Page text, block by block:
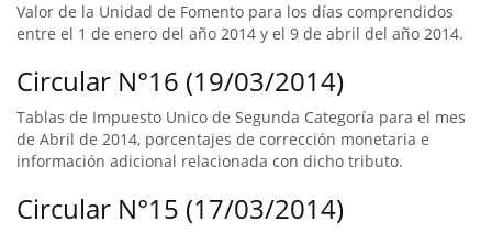
Valor de la Unidad de Fomento para los días comprendidos
entre el 1 de enero del año 2014 y el 9 de abril del año 2014.
Circular N°16 (19/03/2014)
Tablas de Impuesto Unico de Segunda Categoría para el mes
de Abril de 2014, porcentajes de corrección monetaria e
información adicional relacionada con dicho tributo.
Circular N°15 (17/03/2014)